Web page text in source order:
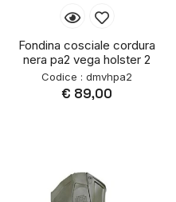
Fondina cosciale cordura
nera pa2 vega holster 2
Codice : dmvhpa2
€ 89,00